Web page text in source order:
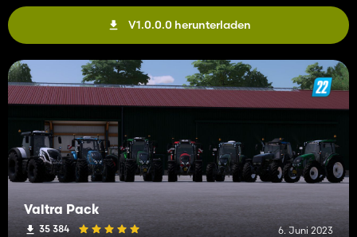
V1.0.0.0 herunterladen
Valtra Pack
35 384 6. Juni 2023